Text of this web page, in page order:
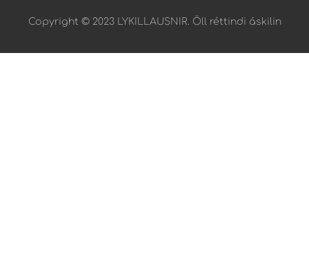
Copyright © 2023 LYKILLAUSNIR. Öll réttindi áskilin